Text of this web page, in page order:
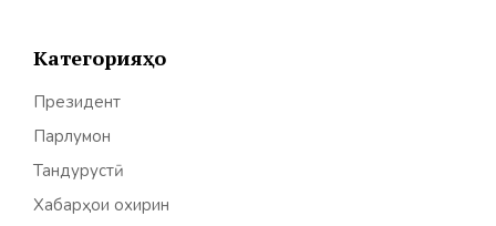
Категорияҳо
Президент
Парлумон
Тандурустӣ
Хабарҳои охирин